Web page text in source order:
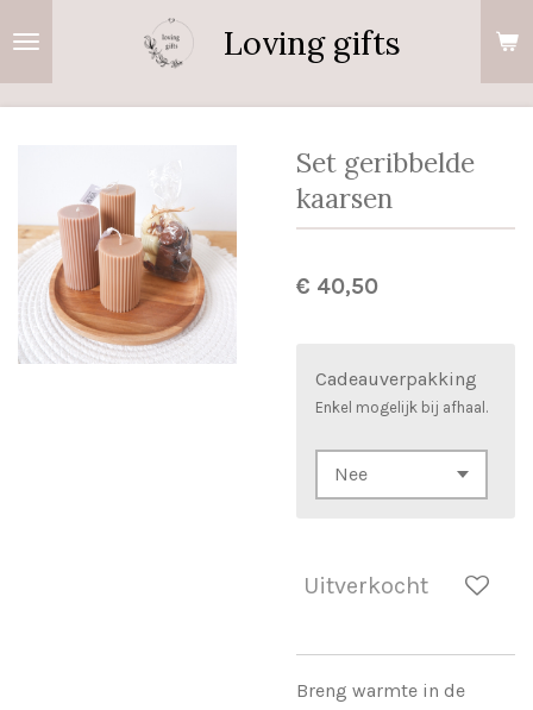
Loving gifts
Set geribbelde
kaarsen
€ 40,50
Cadeauverpakking
Enkel mogelijk bij afhaal.
Uitverkocht
Breng warmte in de